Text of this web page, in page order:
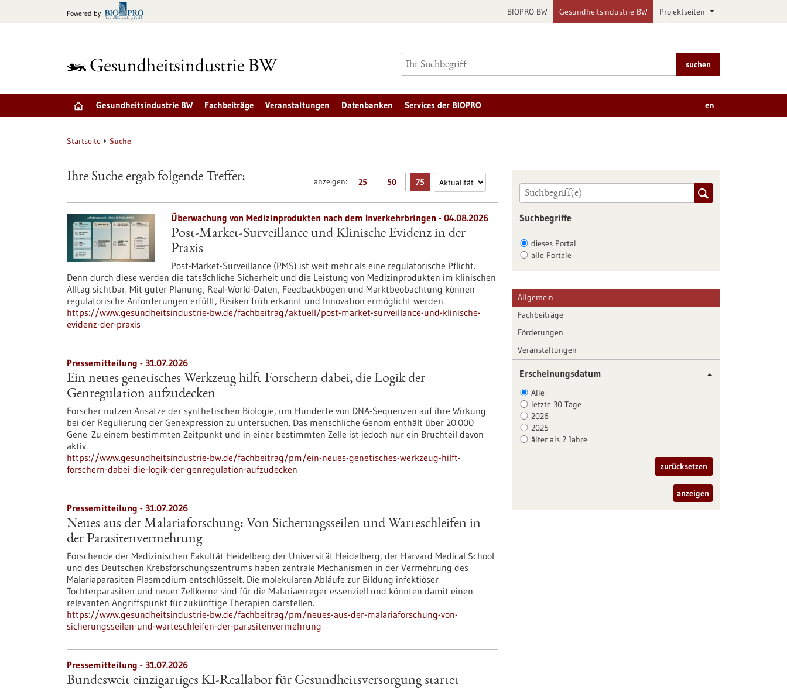
Powered by BIOPRO BW Gesundheitsindustrie BW Projektseiten
suchen
Gesundheitsindustrie BW Fachbeiträge Veranstaltungen Datenbanken Services der BIOPRO en
Startseite Suche
anzeigen: 25 50 75
Ihre Suche ergab folgende Treffer:
Überwachung von Medizinprodukten nach dem Inverkehrbringen - 04.08.2026
Post-Market-Surveillance und Klinische Evidenz in der
Praxis
Post-Market-Surveillance (PMS) ist weit mehr als eine regulatorische Pflicht.
Denn durch diese werden die tatsächliche Sicherheit und die Leistung von Medizinprodukten im klinischen
Alltag sichtbar. Mit guter Planung, Real-World-Daten, Feedbackbögen und Marktbeobachtung können
regulatorische Anforderungen erfüllt, Risiken früh erkannt und Innovation ermöglicht werden.
https://www.gesundheitsindustrie-bw.de/fachbeitrag/aktuell/post-market-surveillance-und-klinische-
evidenz-der-praxis
Pressemitteilung - 31.07.2026
Ein neues genetisches Werkzeug hilft Forschern dabei, die Logik der
Genregulation aufzudecken
Forscher nutzen Ansätze der synthetischen Biologie, um Hunderte von DNA-Sequenzen auf ihre Wirkung
bei der Regulierung der Genexpression zu untersuchen. Das menschliche Genom enthält über 20.000
Gene. Zu einem bestimmten Zeitpunkt und in einer bestimmten Zelle ist jedoch nur ein Bruchteil davon
aktiv.
https://www.gesundheitsindustrie-bw.de/fachbeitrag/pm/ein-neues-genetisches-werkzeug-hilft-
forschern-dabei-die-logik-der-genregulation-aufzudecken
Pressemitteilung - 31.07.2026
Neues aus der Malariaforschung: Von Sicherungsseilen und Warteschleifen in
der Parasitenvermehrung
Forschende der Medizinischen Fakultät Heidelberg der Universität Heidelberg, der Harvard Medical School
und des Deutschen Krebsforschungszentrums haben zentrale Mechanismen in der Vermehrung des
Malariaparasiten Plasmodium entschlüsselt. Die molekularen Abläufe zur Bildung infektiöser
Tochterparasiten und neuer Zellkerne sind für die Malariaerreger essenziell und könnten damit einen
relevanten Angriffspunkt für zukünftige Therapien darstellen.
https://www.gesundheitsindustrie-bw.de/fachbeitrag/pm/neues-aus-der-malariaforschung-von-
sicherungsseilen-und-warteschleifen-der-parasitenvermehrung
Pressemitteilung - 31.07.2026
Bundesweit einzigartiges KI-Reallabor für Gesundheits­versorgung startet
Suchbegriffe
dieses Portal
alle Portale
Allgemein
Fachbeiträge
Förderungen
Veranstaltungen
Erscheinungsdatum
Alle
letzte 30 Tage
2026
2025
älter als 2 Jahre
zurücksetzen
anzeigen